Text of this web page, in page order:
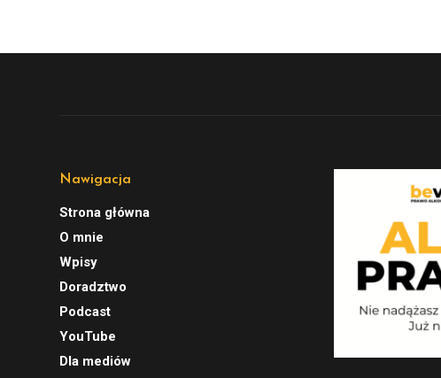
Nawigacja
Strona główna
O mnie
Wpisy
Doradztwo
Podcast
YouTube
Dla mediów